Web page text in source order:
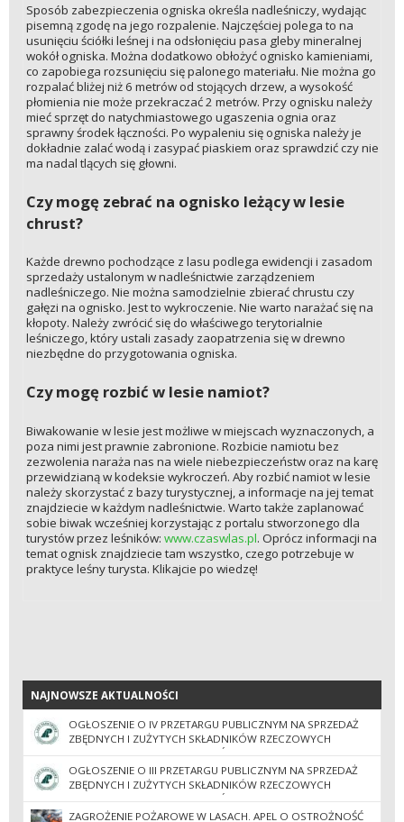
Sposób zabezpieczenia ogniska określa nadleśniczy, wydając
pisemną zgodę na jego rozpalenie. Najczęściej polega to na
usunięciu ściółki leśnej i na odsłonięciu pasa gleby mineralnej
wokół ogniska. Można dodatkowo obłożyć ognisko kamieniami,
co zapobiega rozsunięciu się palonego materiału. Nie można go
rozpalać bliżej niż 6 metrów od stojących drzew, a wysokość
płomienia nie może przekraczać 2 metrów. Przy ognisku należy
mieć sprzęt do natychmiastowego ugaszenia ognia oraz
sprawny środek łączności. Po wypaleniu się ogniska należy je
dokładnie zalać wodą i zasypać piaskiem oraz sprawdzić czy nie
ma nadal tlących się głowni.
Czy mogę zebrać na ognisko leżący w lesie
chrust?
Każde drewno pochodzące z lasu podlega ewidencji i zasadom
sprzedaży ustalonym w nadleśnictwie zarządzeniem
nadleśniczego. Nie można samodzielnie zbierać chrustu czy
gałęzi na ognisko. Jest to wykroczenie. Nie warto narażać się na
kłopoty. Należy zwrócić się do właściwego terytorialnie
leśniczego, który ustali zasady zaopatrzenia się w drewno
niezbędne do przygotowania ogniska.
Czy mogę rozbić w lesie namiot?
Biwakowanie w lesie jest możliwe w miejscach wyznaczonych, a
poza nimi jest prawnie zabronione. Rozbicie namiotu bez
zezwolenia naraża nas na wiele niebezpieczeństw oraz na karę
przewidzianą w kodeksie wykroczeń. Aby rozbić namiot w lesie
należy skorzystać z bazy turystycznej, a informacje na jej temat
znajdziecie w każdym nadleśnictwie. Warto także zaplanować
sobie biwak wcześniej korzystając z portalu stworzonego dla
turystów przez leśników: www.czaswlas.pl. Oprócz informacji na
temat ognisk znajdziecie tam wszystko, czego potrzebuje w
praktyce leśny turysta. Klikajcie po wiedzę!
NAJNOWSZE AKTUALNOŚCI
NAJNOWSZE AKTUALNOŚCI
OGŁOSZENIE O IV PRZETARGU PUBLICZNYM NA SPRZEDAŻ
ZBĘDNYCH I ZUŻYTYCH SKŁADNIKÓW RZECZOWYCH
MAJĄTKU RUCHOMEGO NADLEŚNICTWA KONIN
OGŁOSZENIE O III PRZETARGU PUBLICZNYM NA SPRZEDAŻ
ZBĘDNYCH I ZUŻYTYCH SKŁADNIKÓW RZECZOWYCH
MAJĄTKU RUCHOMEGO NADLEŚNICTWA KONIN
ZAGROŻENIE POŻAROWE W LASACH. APEL O OSTROŻNOŚĆ